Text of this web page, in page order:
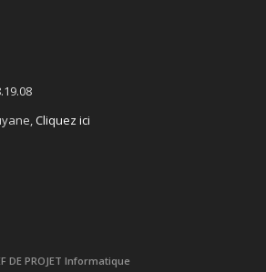
Cliquez ici
DE PROJET Informatique